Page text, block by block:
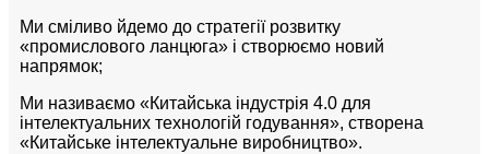
Ми сміливо йдемо до стратегії розвитку
«промислового ланцюга» і створюємо новий
напрямок;
Ми називаємо «Китайська індустрія 4.0 для
інтелектуальних технологій годування», створена
«Китайське інтелектуальне виробництво».